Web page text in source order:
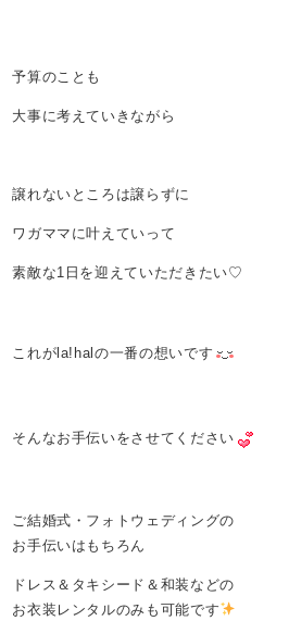
予算のことも
大事に考えていきながら
譲れないところは譲らずに
ワガママに叶えていって
素敵な1日を迎えていただきたい♡
これがla!halの一番の想いです
そんなお手伝いをさせてください
ご結婚式・フォトウェディングの
お手伝いはもちろん
ドレス＆タキシード＆和装などの
お衣装レンタルのみも可能です